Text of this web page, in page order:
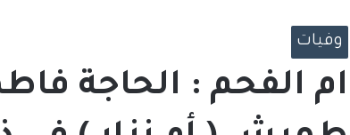
وفيات
ام الفحم : الحاجة